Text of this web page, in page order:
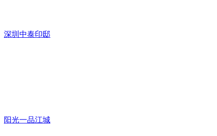
深圳中泰印邸
阳光一品江城